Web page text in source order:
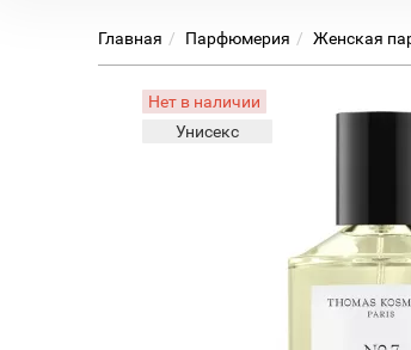
Главная Парфюмерия Женская
Нет в наличии
Унисекс